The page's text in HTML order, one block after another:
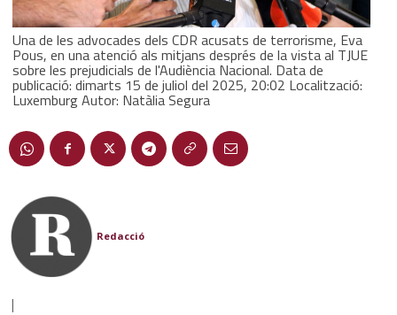
Una de les advocades dels CDR acusats de terrorisme, Eva
Pous, en una atenció als mitjans després de la vista al TJUE
sobre les prejudicials de l'Audiència Nacional. Data de
publicació: dimarts 15 de juliol del 2025, 20:02 Localització:
Luxemburg Autor: Natàlia Segura
Redacció
|